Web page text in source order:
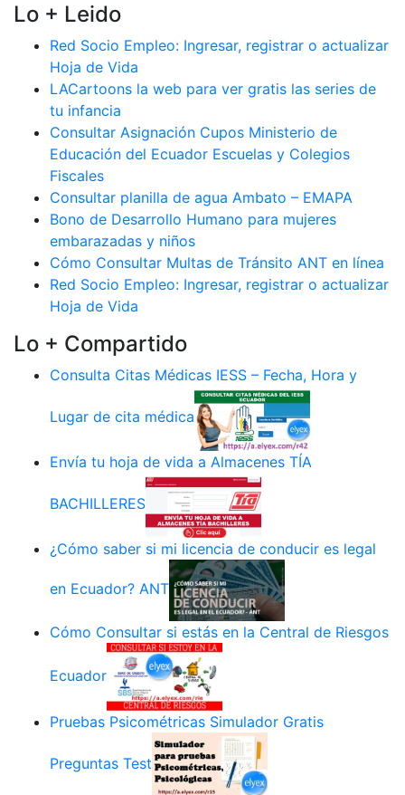
Lo + Leido
Red Socio Empleo: Ingresar, registrar o actualizar
Hoja de Vida
LACartoons la web para ver gratis las series de
tu infancia
Consultar Asignación Cupos Ministerio de
Educación del Ecuador Escuelas y Colegios
Fiscales
Consultar planilla de agua Ambato – EMAPA
Bono de Desarrollo Humano para mujeres
embarazadas y niños
Cómo Consultar Multas de Tránsito ANT en línea
Red Socio Empleo: Ingresar, registrar o actualizar
Hoja de Vida
Lo + Compartido
Consulta Citas Médicas IESS – Fecha, Hora y
Lugar de cita médica
Envía tu hoja de vida a Almacenes TÍA
BACHILLERES
¿Cómo saber si mi licencia de conducir es legal
en Ecuador? ANT
Cómo Consultar si estás en la Central de Riesgos
Ecuador
Pruebas Psicométricas Simulador Gratis
Preguntas Test